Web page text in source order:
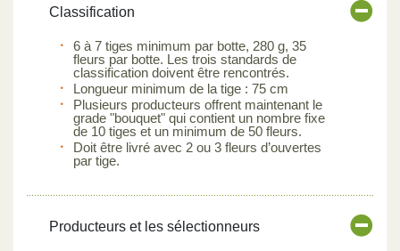
Classification
6 à 7 tiges minimum par botte, 280 g, 35
fleurs par botte. Les trois standards de
classification doivent être rencontrés.
Longueur minimum de la tige : 75 cm
Plusieurs producteurs offrent maintenant le
grade "bouquet" qui contient un nombre fixe
de 10 tiges et un minimum de 50 fleurs.
Doit être livré avec 2 ou 3 fleurs d’ouvertes
par tige.
Producteurs et les sélectionneurs